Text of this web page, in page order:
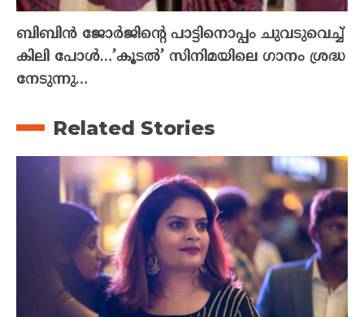
ബിബിൻ ജോർജിന്റെ പാട്ടിനൊപ്പം ചുവടുവെച്ച്
കിലി പോൾ…’കൂടൽ’ സിനിമയിലെ ഗാനം ശ്രദ്ധ
നേടുന്നു…
Related Stories